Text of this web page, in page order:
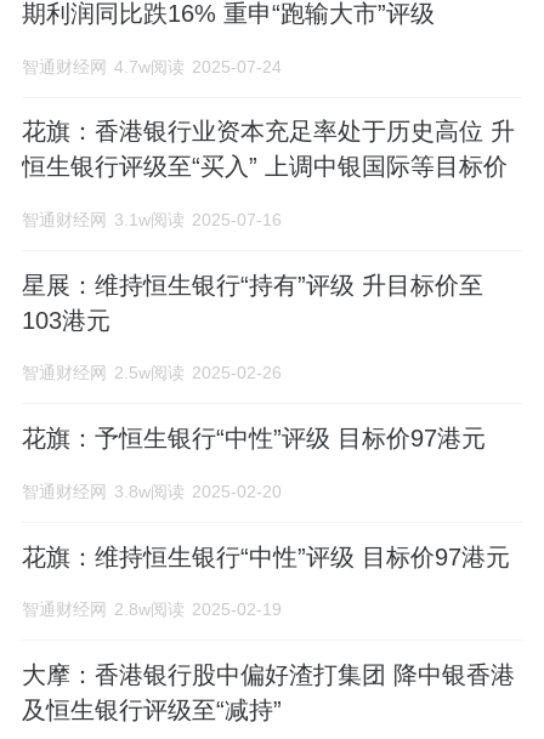
收款融资，付款和现金管理，资金和外
汇，一般保险，关键 人员保险，投资服务
为企业和机构客户提供财务解决方案。
期利润同比跌16% 重申“跑输大市”评级
智通财经网 4.7w阅读 2025-07-24
花旗：香港银行业资本充足率处于历史高位 升
恒生银行评级至“买入” 上调中银国际等目标价
智通财经网 3.1w阅读 2025-07-16
星展：维持恒生银行“持有”评级 升目标价至
103港元
智通财经网 2.5w阅读 2025-02-26
花旗：予恒生银行“中性”评级 目标价97港元
智通财经网 3.8w阅读 2025-02-20
花旗：维持恒生银行“中性”评级 目标价97港元
智通财经网 2.8w阅读 2025-02-19
大摩：香港银行股中偏好渣打集团 降中银香港
及恒生银行评级至“减持”